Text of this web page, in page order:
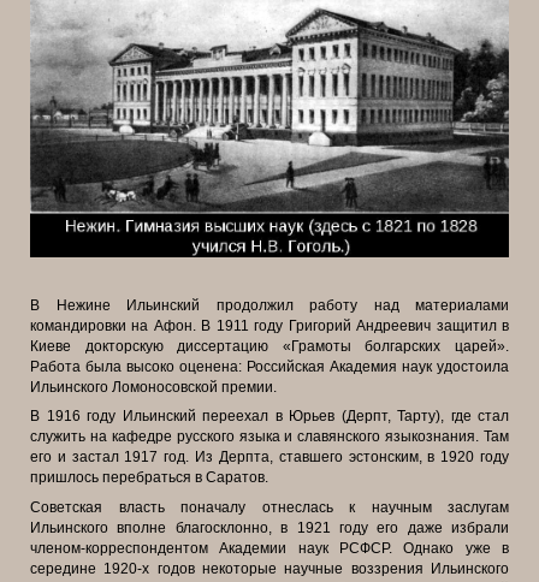
В Нежине Ильинский продолжил работу над материалами
командировки на Афон. В 1911 году Григорий Андреевич защитил в
Киеве докторскую диссертацию «Грамоты болгарских царей».
Работа была высоко оценена: Российская Академия наук удостоила
Ильинского Ломоносовской премии.
В 1916 году Ильинский переехал в Юрьев (Дерпт, Тарту), где стал
служить на кафедре русского языка и славянского языкознания. Там
его и застал 1917 год. Из Дерпта, ставшего эстонским, в 1920 году
пришлось перебраться в Саратов.
Советская власть поначалу отнеслась к научным заслугам
Ильинского вполне благосклонно, в 1921 году его даже избрали
членом-корреспондентом Академии наук РСФСР. Однако уже в
середине 1920-х годов некоторые научные воззрения Ильинского